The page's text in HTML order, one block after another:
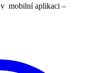
v mobilní aplikaci –